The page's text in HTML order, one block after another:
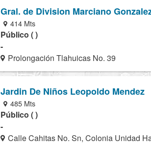
Gral. de Division Marciano
414 Mts
Público ( )
-
Prolongación Tlahuicas No. 39
Jardin De Niños Leopoldo Mendez
485 Mts
Público ( )
-
Calle Cahitas No. Sn, Colonia Unidad